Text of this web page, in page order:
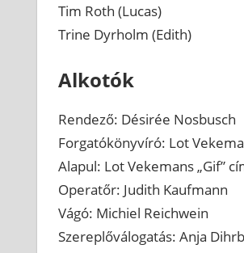
Tim Roth (Lucas)
Trine Dyrholm (Edith)
Alkotók
Rendező: Désirée Nosbusch
Forgatókönyvíró: Lot
Alapul: Lot Vekemans „Gif”
Operatőr: Judith Kaufmann
Vágó: Michiel Reichwein
Szereplőválogatás: Anja